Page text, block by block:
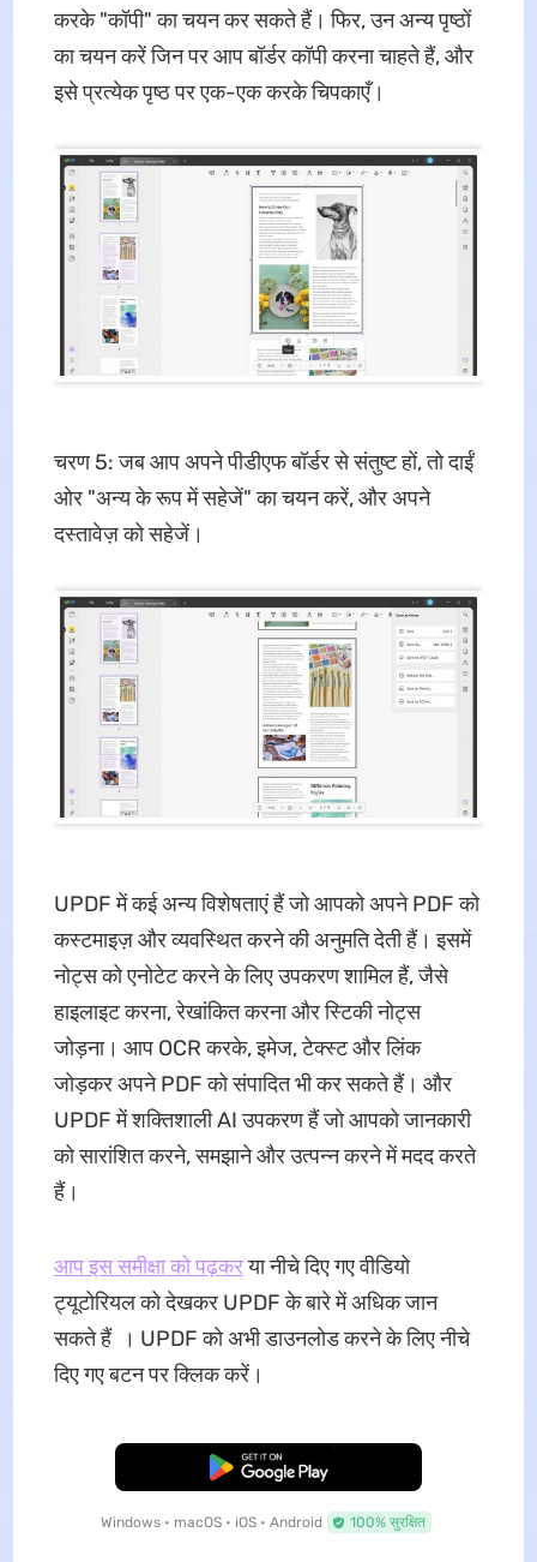
करके "कॉपी" का चयन कर सकते हैं। फिर, उन अन्य पृष्ठों
का चयन करें जिन पर आप बॉर्डर कॉपी करना चाहते हैं, और
इसे प्रत्येक पृष्ठ पर एक-एक करके चिपकाएँ।
चरण 5: जब आप अपने पीडीएफ बॉर्डर से संतुष्ट हों, तो दाईं
ओर "अन्य के रूप में सहेजें" का चयन करें, और अपने
दस्तावेज़ को सहेजें।
UPDF में कई अन्य विशेषताएं हैं जो आपको अपने PDF को
कस्टमाइज़ और व्यवस्थित करने की अनुमति देती हैं। इसमें
नोट्स को एनोटेट करने के लिए उपकरण शामिल हैं, जैसे
हाइलाइट करना, रेखांकित करना और स्टिकी नोट्स
जोड़ना। आप OCR करके, इमेज, टेक्स्ट और लिंक
जोड़कर अपने PDF को संपादित भी कर सकते हैं। और
UPDF में शक्तिशाली AI उपकरण हैं जो आपको जानकारी
को सारांशित करने, समझाने और उत्पन्न करने में मदद करते
हैं।
आप इस समीक्षा को पढ़करया नीचे दिए गए वीडियो
ट्यूटोरियल को देखकर UPDF के बारे में अधिक जान
सकते हैं । UPDF को अभी डाउनलोड करने के लिए नीचे
दिए गए बटन पर क्लिक करें।
मुफ्त डाउनलोड
Windows • macOS • iOS • Android 100% सुरक्षित